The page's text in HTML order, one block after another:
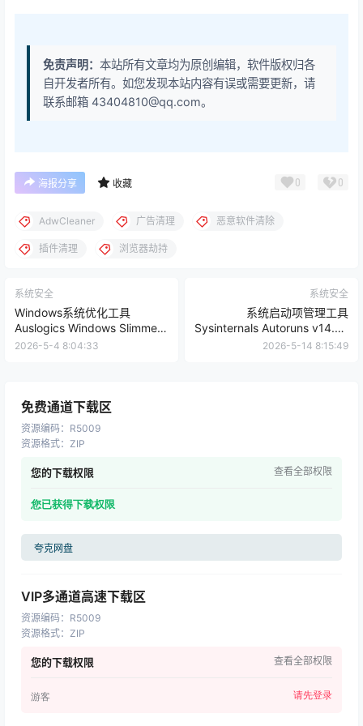
免责声明： 本站所有文章均为原创编辑，软件版权归各
自开发者所有。如您发现本站内容有误或需要更新，请
联系邮箱 43404810@qq.com。
海报分享 收藏 0 0
AdwCleaner 广告清理 恶意软件清除
插件清理 浏览器劫持
系统安全
Windows系统优化工具
Auslogics Windows Slimmer
v5.2.0.6 | 软件个锤子 |
2026-5-4 8:04:33
系统安全
系统启动项管理工具
Sysinternals Autoruns v14.20
汉化版 | 软件个锤子 | R5012
2026-5-14 8:15:49
免费通道下载区
资源编码： R5009
资源格式： ZIP
您的下载权限 查看全部权限
您已获得下载权限
夸克网盘
VIP多通道高速下载区
资源编码： R5009
资源格式： ZIP
您的下载权限 查看全部权限
游客 请先登录